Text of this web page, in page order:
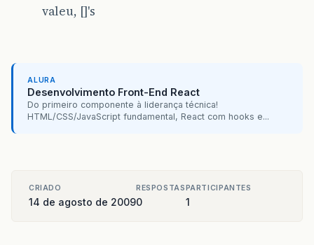
valeu, []'s
ALURA
Desenvolvimento Front-End React
Do primeiro componente à liderança técnica!
HTML/CSS/JavaScript fundamental, React com hooks e...
CRIADO
14 de agosto de 2009
RESPOSTAS
0
PARTICIPANTES
1